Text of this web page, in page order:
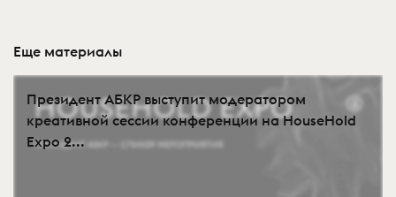
Еще материалы
Президент АБКР выступит модератором
креативной сессии конференции на HouseHold
Expo 2...